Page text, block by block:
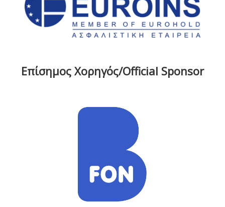
Επίσημος Χορηγός/Official Sponsor